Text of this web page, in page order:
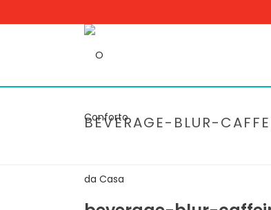
BEVERAGE-BLUR-